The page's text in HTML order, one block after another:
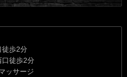
徒歩2分
口徒歩2分
ッサージ